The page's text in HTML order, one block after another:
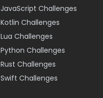
JavaScript Challenges
Kotlin Challenges
Lua Challenges
Python Challenges
Rust Challenges
Swift Challenges